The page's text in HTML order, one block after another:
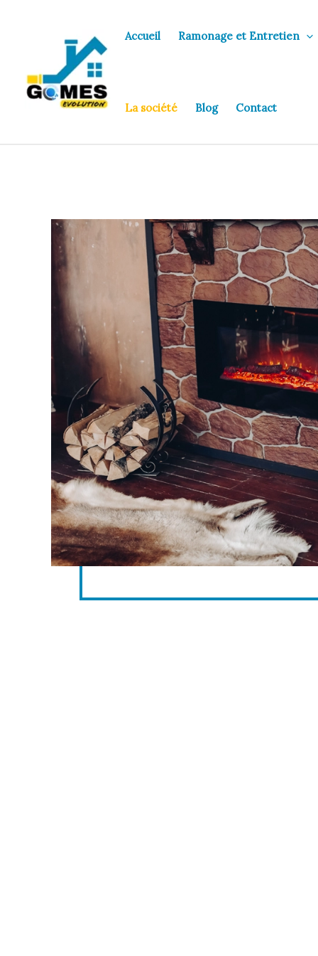
Accueil Ramonage et Entretien
La société Blog Contact